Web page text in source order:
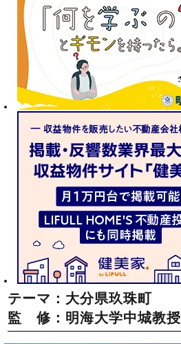
テーマ：大分県玖珠町
監 修：明海大学中城教授